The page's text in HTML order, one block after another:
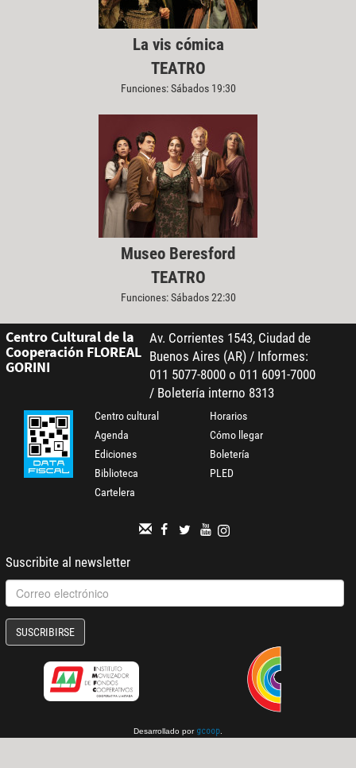
La vis cómica
TEATRO
Funciones: Sábados 19:30
Museo Beresford
TEATRO
Funciones: Sábados 22:30
Centro Cultural de la
Cooperación FLOREAL
GORINI
Av. Corrientes 1543, Ciudad de
Buenos Aires (AR) / Informes:
011 5077-8000 o 011 6091-7000
/ Boletería interno 8313
Centro cultural
Agenda
Ediciones
Biblioteca
Cartelera
Horarios
Cómo llegar
Boletería
PLED
Suscribite al newsletter
SUSCRIBIRSE
Desarrollado por gcoop.